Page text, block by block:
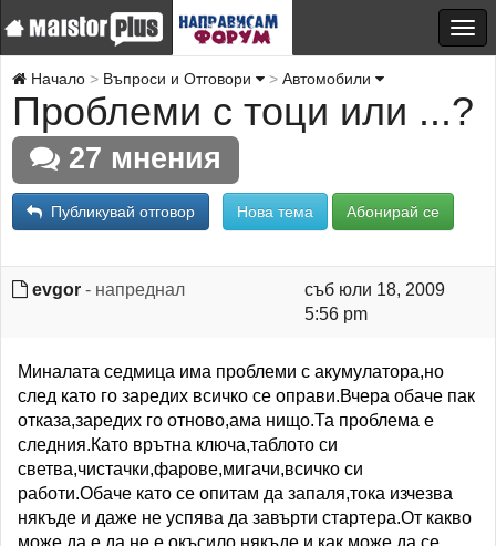
Начало Въпроси и Отговори Автомобили
Проблеми с тоци или ...?
27 мнения
Публикувай отговор Нова тема Абонирай се
evgor - напреднал
съб юли 18, 2009
5:56 pm
Миналата седмица има проблеми с акумулатора,но
след като го заредих всичко се оправи.Вчера обаче пак
отказа,заредих го отново,ама нищо.Та проблема е
следния.Като врътна ключа,таблото си
светва,чистачки,фарове,мигачи,всичко си
работи.Обаче като се опитам да запаля,тока изчезва
някъде и даже не успява да завърти стартера.От какво
може да е,да не е окъсило някъде и как може да се